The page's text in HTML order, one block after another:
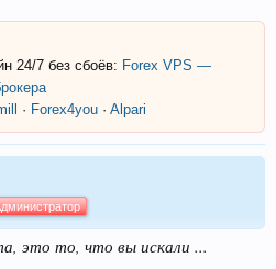
24/7 без сбоёв: Forex VPS —
· Forex4you · Alpari
это то, что вы искали ...